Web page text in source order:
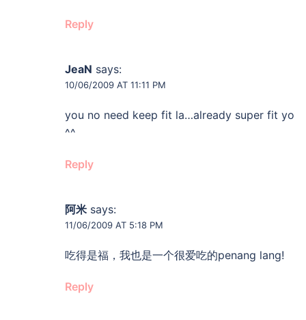
Reply
JeaN says:
10/06/2009 AT 11:11 PM
you no need keep fit la…already super fit yo
^^
Reply
阿米 says:
11/06/2009 AT 5:18 PM
吃得是福，我也是一个很爱吃的penang lang!
Reply